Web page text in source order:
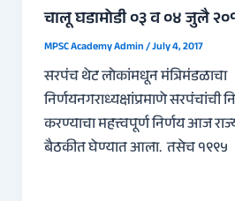
चालू घडामोडी ०३ व ०४ जुलै
MPSC Academy Admin/July 4, 2017
सरपंच थेट लोकांमधून मंत्रिमंडळाचा
निर्णयनगराध्यक्षांप्रमाणे
करण्याचा महत्त्वपूर्ण निर्णय आज
बैठकीत घेण्यात आला. तसेच १९९५